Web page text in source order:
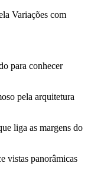
Variações com
para conhecer
pela arquitetura
liga as margens do
vistas panorâmicas